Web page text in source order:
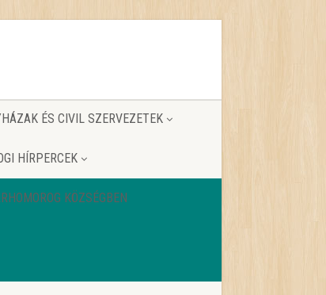
ÉS CIVIL SZERVEZETEK
HÍRPERCEK
KÖZSÉGBEN